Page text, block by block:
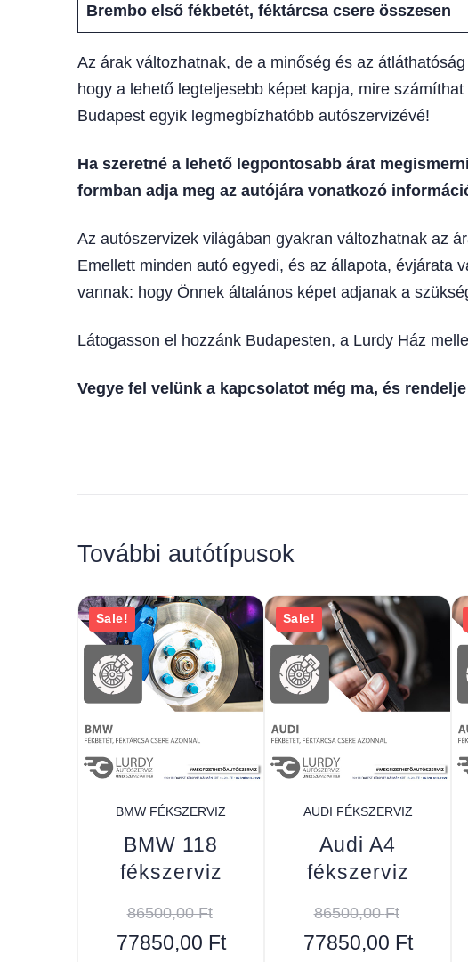
Brembo első fékbetét, féktárcsa csere összesen
Az árak változhatnak, de a minőség és az
hogy a lehető legteljesebb képet kapja, mire
Budapest egyik legmegbízhatóbb autószervizévé!
Ha szeretné a lehető legpontosabb árat
formban adja meg az autójára vonatkozó
Az autószervizek világában gyakran változhatnak az
Emellett minden autó egyedi, és az állapota, évjárata
vannak: hogy Önnek általános képet adjanak a
Látogasson el hozzánk Budapesten, a Lurdy Ház
Vegye fel velünk a kapcsolatot még ma, és
További autótípusok
Sale!
BMW FÉKSZERVIZ
BMW 118
fékszerviz
86500,00Ft
77850,00 Ft
Sale!
AUDI FÉKSZERVIZ
Audi A4
fékszerviz
86500,00Ft
77850,00 Ft